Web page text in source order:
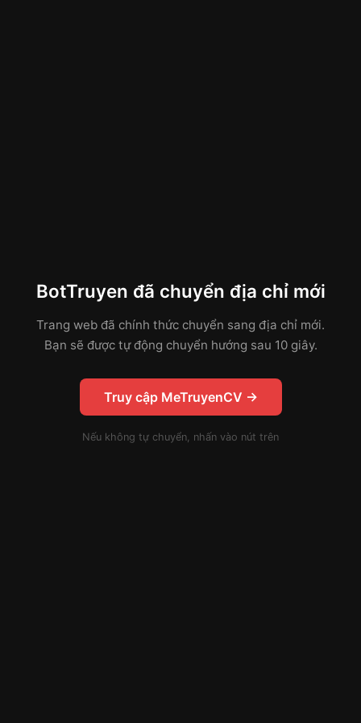
BotTruyen đã chuyển địa chỉ mới
Trang web đã chính thức chuyển sang địa chỉ mới.
Bạn sẽ được tự động chuyển hướng sau 10 giây.
Truy cập MeTruyenCV →
Nếu không tự chuyển, nhấn vào nút trên